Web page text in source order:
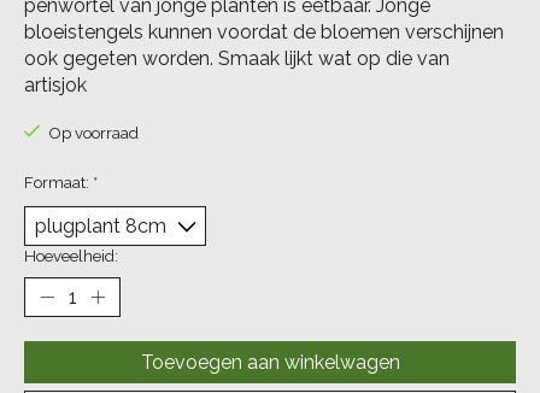
penwortel van jonge planten is eetbaar. Jonge
bloeistengels kunnen voordat de bloemen verschijnen
ook gegeten worden. Smaak lijkt wat op die van
artisjok
Op voorraad
Formaat: *
Hoeveelheid:
Toevoegen aan winkelwagen